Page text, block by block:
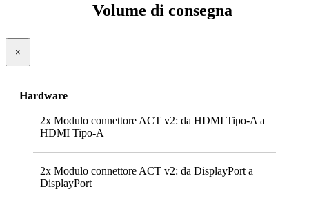
Volume di consegna
×
Hardware
2x Modulo connettore ACT v2: da HDMI Tipo-A a
HDMI Tipo-A
2x Modulo connettore ACT v2: da DisplayPort a
DisplayPort